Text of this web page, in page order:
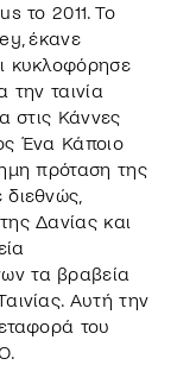
το 2011. Το
έκανε
κυκλοφόρησε
την ταινία
στις Κάννες
Ένα Κάποιο
πρόταση της
Δανίας και
τα βραβεία
Αυτή την
του